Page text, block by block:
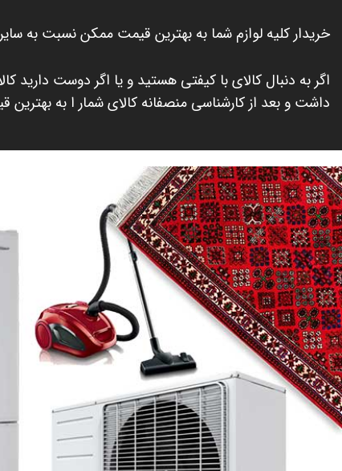
خریدار کلیه لوازم شما به بهترین قیمت ممکن نسبت به
اگر به دنبال کالای با کیفتی هستید و یا اگر دوست
داشت و بعد از کارشناسی منصفانه کالای شمار ا به